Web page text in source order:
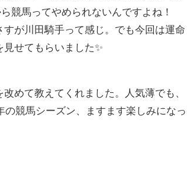
競馬ってやめられないんですよね！
が川田騎手って感じ。でも今回は運命
せてもらいました✨
めて教えてくれました。人気薄でも、
競馬シーズン、ますます楽しみになっ